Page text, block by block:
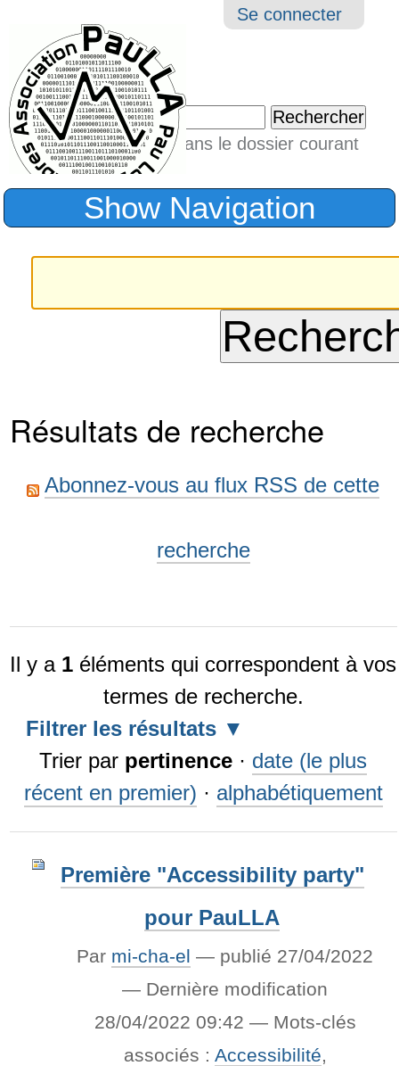
Outils
Se connecter
Chercher par
Seulement dans le dossier courant
Recherche
Show Navigation
Résultats de recherche
Abonnez-vous au flux RSS de cette
recherche
Il y a 1 éléments qui correspondent à vos
termes de recherche.
Filtrer les résultats
Trier par pertinence · date (le plus
récent en premier) · alphabétiquement
Première "Accessibility party"
pour PauLLA
Par mi-cha-el — publié 27/04/2022
— Dernière modification
28/04/2022 09:42 — Mots-clés
associés : Accessibilité,